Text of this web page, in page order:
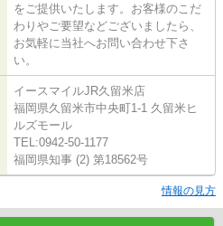
をご提供いたします。お客様のこだ
わりやご要望などございましたら、
お気軽に当社へお問い合わせ下さ
い。
イースマイルJR久留米店
福岡県久留米市中央町1-1 久留米ヒ
ルズモール
TEL:0942-50-1177
福岡県知事 (2) 第18562号
情報の見方